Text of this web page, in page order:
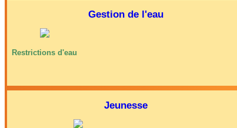
Gestion de l'eau
Restrictions d'eau
Jeunesse